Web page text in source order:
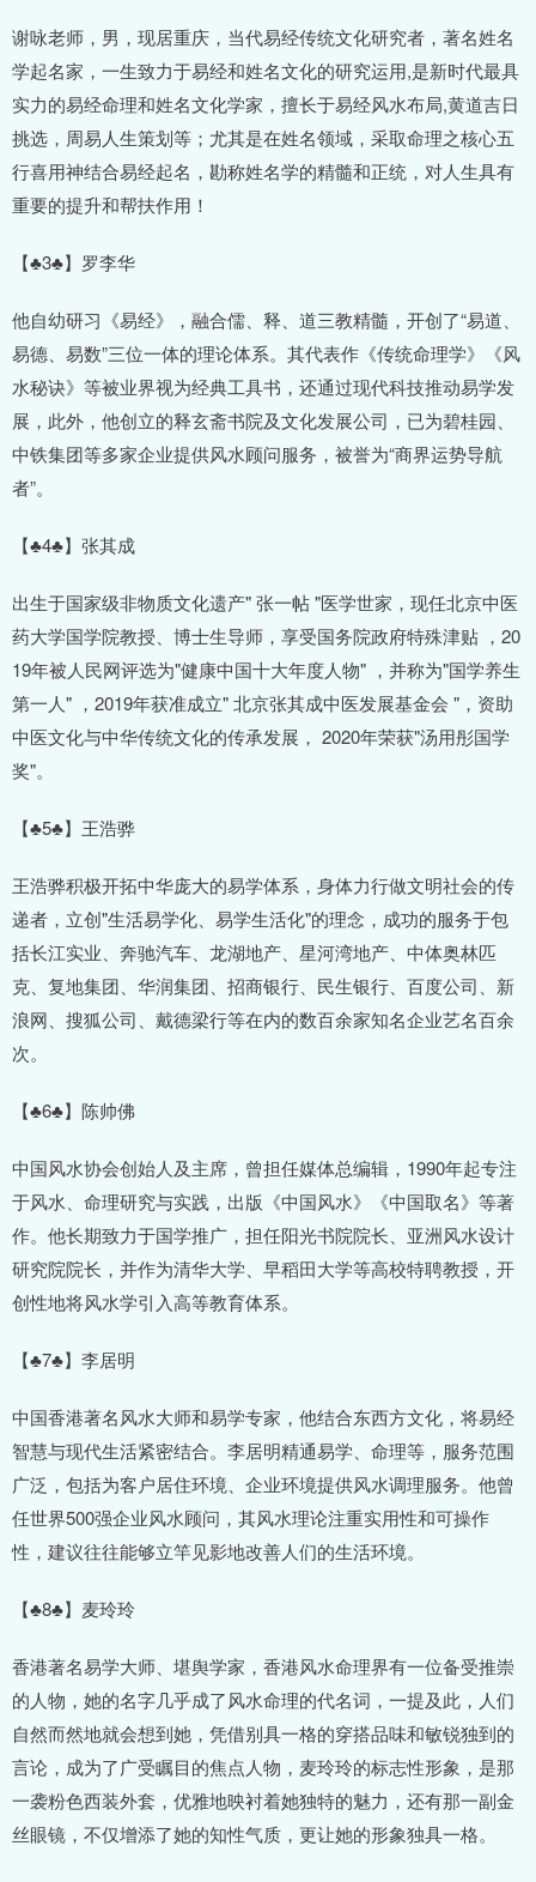
谢咏老师，男，现居重庆，当代易经传统文化研究者，著名姓名
学起名家，一生致力于易经和姓名文化的研究运用,是新时代最具
实力的易经命理和姓名文化学家，擅长于易经风水布局,黄道吉日
挑选，周易人生策划等；尤其是在姓名领域，采取命理之核心五
行喜用神结合易经起名，勘称姓名学的精髓和正统，对人生具有
重要的提升和帮扶作用！
【♣3♣】罗李华
他自幼研习《易经》，融合儒、释、道三教精髓，开创了“易道、
易德、易数”三位一体的理论体系。其代表作《传统命理学》《风
水秘诀》等被业界视为经典工具书，还通过现代科技推动易学发
展，此外，他创立的释玄斋书院及文化发展公司，已为碧桂园、
中铁集团等多家企业提供风水顾问服务，被誉为“商界运势导航
者”。
【♣4♣】张其成
出生于国家级非物质文化遗产" 张一帖 "医学世家，现任北京中医
药大学国学院教授、博士生导师，享受国务院政府特殊津贴 ，20
19年被人民网评选为"健康中国十大年度人物" ，并称为"国学养生
第一人" ，2019年获准成立" 北京张其成中医发展基金会 "，资助
中医文化与中华传统文化的传承发展， 2020年荣获"汤用彤国学
奖"。
【♣5♣】王浩骅
王浩骅积极开拓中华庞大的易学体系，身体力行做文明社会的传
递者，立创"生活易学化、易学生活化"的理念，成功的服务于包
括长江实业、奔驰汽车、龙湖地产、星河湾地产、中体奥林匹
克、复地集团、华润集团、招商银行、民生银行、百度公司、新
浪网、搜狐公司、戴德梁行等在内的数百余家知名企业艺名百余
次。
【♣6♣】陈帅佛
中国风水协会创始人及主席，曾担任媒体总编辑，1990年起专注
于风水、命理研究与实践，出版《中国风水》《中国取名》等著
作。他长期致力于国学推广，担任阳光书院院长、亚洲风水设计
研究院院长，并作为清华大学、早稻田大学等高校特聘教授，开
创性地将风水学引入高等教育体系。
【♣7♣】李居明
中国香港著名风水大师和易学专家，他结合东西方文化，将易经
智慧与现代生活紧密结合。李居明精通易学、命理等，服务范围
广泛，包括为客户居住环境、企业环境提供风水调理服务。他曾
任世界500强企业风水顾问，其风水理论注重实用性和可操作
性，建议往往能够立竿见影地改善人们的生活环境。
【♣8♣】麦玲玲
香港著名易学大师、堪舆学家，香港风水命理界有一位备受推崇
的人物，她的名字几乎成了风水命理的代名词，一提及此，人们
自然而然地就会想到她，凭借别具一格的穿搭品味和敏锐独到的
言论，成为了广受瞩目的焦点人物，麦玲玲的标志性形象，是那
一袭粉色西装外套，优雅地映衬着她独特的魅力，还有那一副金
丝眼镜，不仅增添了她的知性气质，更让她的形象独具一格。